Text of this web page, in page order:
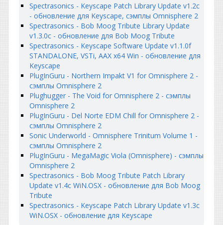
Spectrasonics - Keyscape Patch Library Update v1.2c
- обновление для Keyscape, сэмплы Omnisphere 2
Spectrasonics - Bob Moog Tribute Library Update
v1.3.0c - обновление для Bob Moog Tribute
Spectrasonics - Keyscape Software Update v1.1.0f
STANDALONE, VSTi, AAX x64 Win - обновление для
Keyscape
PlugInGuru - Northern Impakt V1 for Omnisphere 2 -
сэмплы Omnisphere 2
Plughugger - The Void for Omnisphere 2 - сэмплы
Omnisphere 2
PlugInGuru - Del Norte EDM Chill for Omnisphere 2 -
сэмплы Omnisphere 2
Sonic Underworld - Omnisphere Trinitum Volume 1 -
сэмплы Omnisphere 2
PlugInGuru - MegaMagic Viola (Omnisphere) - сэмплы
Omnisphere 2
Spectrasonics - Bob Moog Tribute Patch Library
Update v1.4c WiN.OSX - обновление для Bob Moog
Tribute
Spectrasonics - Keyscape Patch Library Update v1.3c
WiN.OSX - обновление для Keyscape